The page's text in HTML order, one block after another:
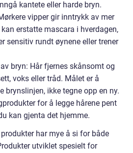
kantete eller harde bryn.
vipper gir inntrykk av mer
erstatte mascara i hverdagen,
sensitiv rundt øynene eller trener
bryn: Hår fjernes skånsomt og
voks eller tråd. Målet er å
brynslinjen, ikke tegne opp en ny.
for å legge hårene pent
kan gjenta det hjemme.
har mye å si for både
utviklet spesielt for